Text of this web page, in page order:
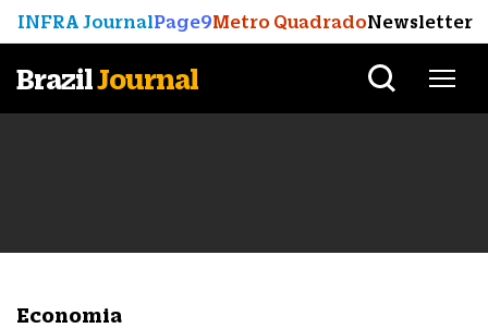
INFRA JournalPage9Metro QuadradoNewsletter
BrazilJournal
Economia